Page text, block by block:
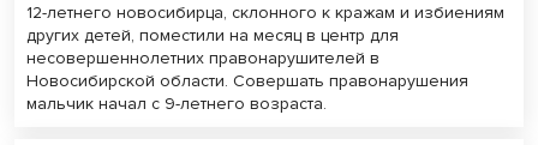
12-летнего новосибирца, склонного к кражам и избиениям
других детей, поместили на месяц в центр для
несовершеннолетних правонарушителей в
Новосибирской области. Совершать правонарушения
мальчик начал с 9-летнего возраста.